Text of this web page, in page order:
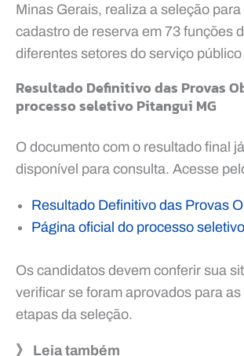
Minas Gerais, realiza a seleção
cadastro de reserva em 73 funções
diferentes setores do serviço
Resultado Definitivo das Provas
processo seletivo Pitangui MG
O documento com o resultado final
disponível para consulta. Acesse
Resultado Definitivo das Provas
Página oficial do processo
Os candidatos devem conferir sua
verificar se foram aprovados para
etapas da seleção.
》 Leia também